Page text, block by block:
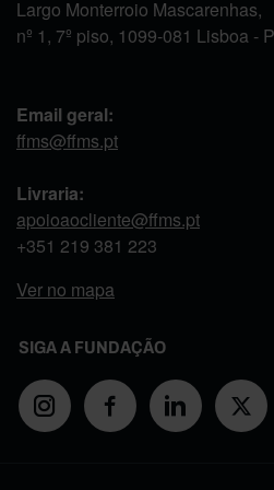
Largo Monterroio Mascarenhas,
nº 1, 7º piso, 1099-081 Lisboa -
Email geral:
ffms@ffms.pt
Livraria:
apoioaocliente@ffms.pt
+351 219 381 223
Ver no mapa
SIGA A FUNDAÇÃO